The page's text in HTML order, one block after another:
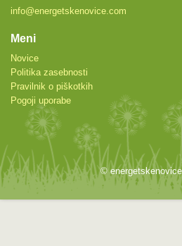
info@energetskenovice.com
Meni
Novice
Politika zasebnosti
Pravilnik o piškotkih
Pogoji uporabe
©